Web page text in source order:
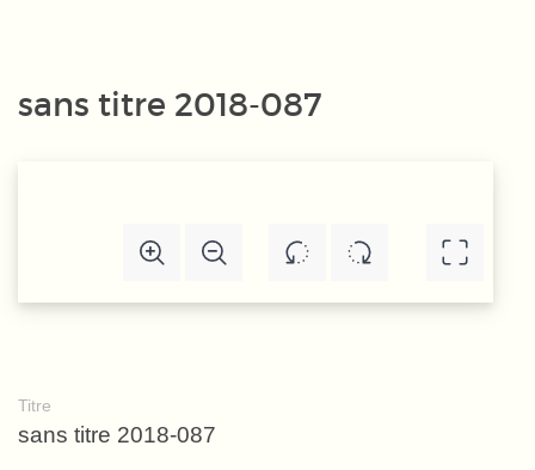
sans titre 2018-087
Titre
sans titre 2018-087